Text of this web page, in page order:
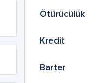
Ötürücülük
Kredit
Barter